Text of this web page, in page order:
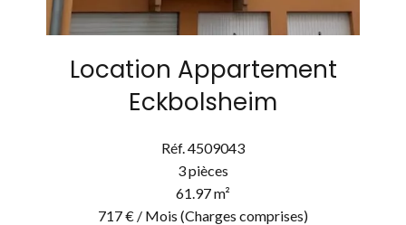
Location Appartement
Eckbolsheim
Réf. 4509043
3 pièces
61.97 m²
717 € / Mois (Charges comprises)